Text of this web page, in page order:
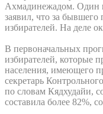
Ахмадинежадом. Один
заявил, что за бывшего
избирателей. На деле
В первоначальных
избирателей, которые
населения, имеющего
секретарь
по словам Кядхудайи,
составила более 82%,